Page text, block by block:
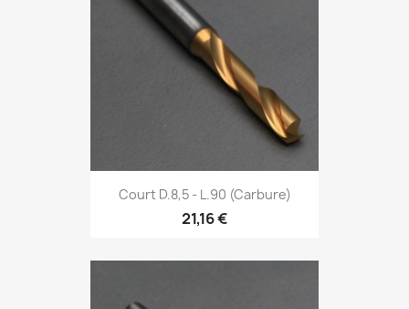
Court D.8,5 - L.90 (Carbure)
21,16 €